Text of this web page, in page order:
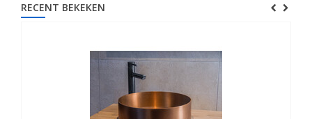
RECENT BEKEKEN